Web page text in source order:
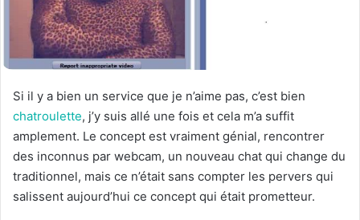
Si il y a bien un service que je n’aime pas, c’est bien
chatroulette, j’y suis allé une fois et cela m’a suffit
amplement. Le concept est vraiment génial, rencontrer
des inconnus par webcam, un nouveau chat qui change du
traditionnel, mais ce n’était sans compter les pervers qui
salissent aujourd’hui ce concept qui était prometteur.